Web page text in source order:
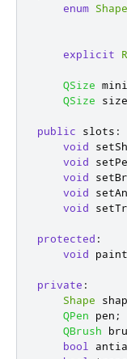
enum Shape
explicit
QSize
QSize
public slots :
void
void
void
void
void
protected :
void
private :
Shape
QPen pen ;
QBrush
bool